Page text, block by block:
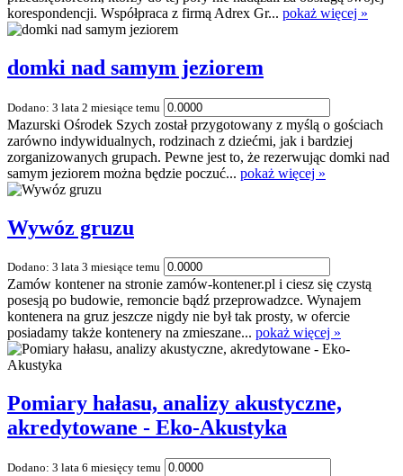
korespondencji. Współpraca z firmą Adrex Gr... pokaż więcej »
domki nad samym jeziorem
Dodano: 3 lata 2 miesiące temu
Mazurski Ośrodek Szych został przygotowany z myślą o gościach
zarówno indywidualnych, rodzinach z dziećmi, jak i bardziej
zorganizowanych grupach. Pewne jest to, że rezerwując domki nad
samym jeziorem można będzie poczuć... pokaż więcej »
Wywóz gruzu
Dodano: 3 lata 3 miesiące temu
Zamów kontener na stronie zamów-kontener.pl i ciesz się czystą
posesją po budowie, remoncie bądź przeprowadzce. Wynajem
kontenera na gruz jeszcze nigdy nie był tak prosty, w ofercie
posiadamy także kontenery na zmieszane... pokaż więcej »
Pomiary hałasu, analizy akustyczne,
akredytowane - Eko-Akustyka
Dodano: 3 lata 6 miesięcy temu